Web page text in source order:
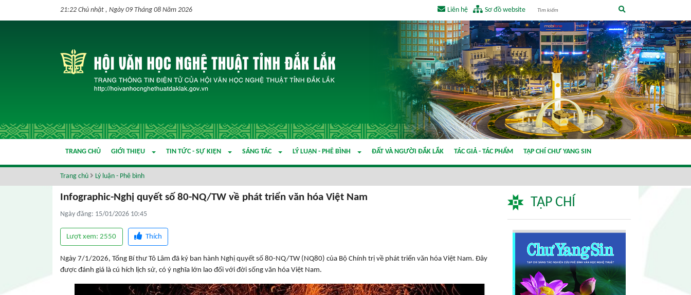
21:22 Chủ nhật , Ngày 09 Tháng 08 Năm 2026 Liên hệ Sơ đồ website
TRANG CHỦ GIỚI THIỆU TIN TỨC - SỰ KIỆN SÁNG TÁC LÝ LUẬN - PHÊ BÌNH ĐẤT VÀ NGƯỜI ĐẮK LẮK TÁC GIẢ - TÁC PHẨM TẠP CHÍ CHƯ YANG SIN
Trang chủ Lý luận - Phê bình
Infographic-Nghị quyết số 80-NQ/TW về phát triển văn hóa Việt Nam
Ngày đăng: 15/01/2026 10:45
Lượt xem: 2550 Thích
Ngày 7/1/2026, Tổng Bí thư Tô Lâm đã ký ban hành Nghị quyết số 80-NQ/TW (NQ80) của Bộ Chính trị về phát triển văn hóa Việt Nam. Đây
được đánh giá là cú hích lịch sử, có ý nghĩa lớn lao đối với đời sống văn hóa Việt Nam.
TẠP CHÍ